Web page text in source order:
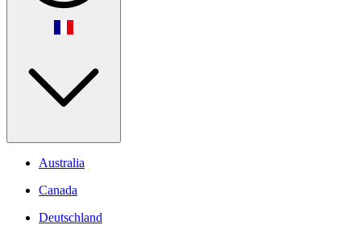
Australia
Canada
Deutschland